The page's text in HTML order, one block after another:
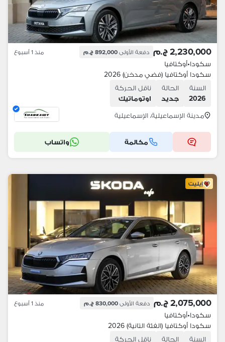
2,230,000 ج.م دفعة الأولى 892,000 ج.م منذ 1 أسبوع
سكودا•أوكتافيا
سكودا أوكتافيا (فضي مدخن) 2026
السنة
2026
الحالة
جديد
ناقل الحركة
اوتوماتيك
مدينة الإسماعيلية، الإسماعيلية
مكالمة واتساب
إيليت
2,075,000 ج.م دفعة الأولى 830,000 ج.م منذ 1 أسبوع
سكودا•أوكتافيا
سكودا أوكتافيا (الفئة التانية) 2026
السنة
الحالة
ناقل الحركة